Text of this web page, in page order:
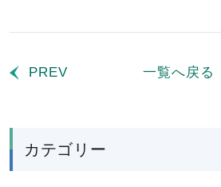
PREV 一覧へ戻る
カテゴリー